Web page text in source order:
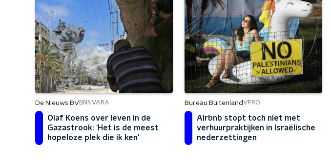
De Nieuws BVBNNVARA
Olaf Koens over leven in de
Gazastrook: 'Het is de meest
hopeloze plek die ik ken'
Bureau BuitenlandVPRO
Airbnb stopt toch niet met
verhuurpraktijken in Israëlische
nederzettingen